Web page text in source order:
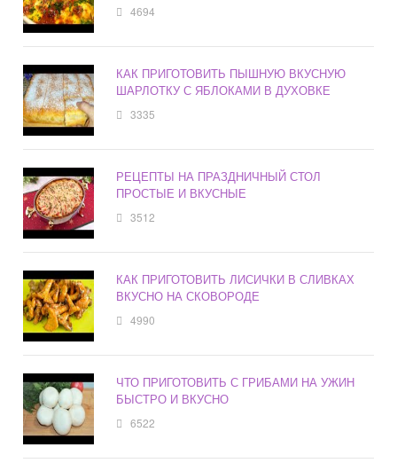
4694
КАК ПРИГОТОВИТЬ ПЫШНУЮ ВКУСНУЮ
ШАРЛОТКУ С ЯБЛОКАМИ В ДУХОВКЕ
3335
РЕЦЕПТЫ НА ПРАЗДНИЧНЫЙ СТОЛ
ПРОСТЫЕ И ВКУСНЫЕ
3512
КАК ПРИГОТОВИТЬ ЛИСИЧКИ В СЛИВКАХ
ВКУСНО НА СКОВОРОДЕ
4990
ЧТО ПРИГОТОВИТЬ С ГРИБАМИ НА УЖИН
БЫСТРО И ВКУСНО
6522